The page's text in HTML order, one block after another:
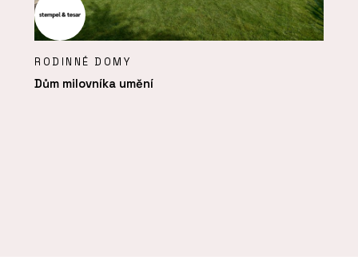
RODINNÉ DOMY
Dům milovníka umění